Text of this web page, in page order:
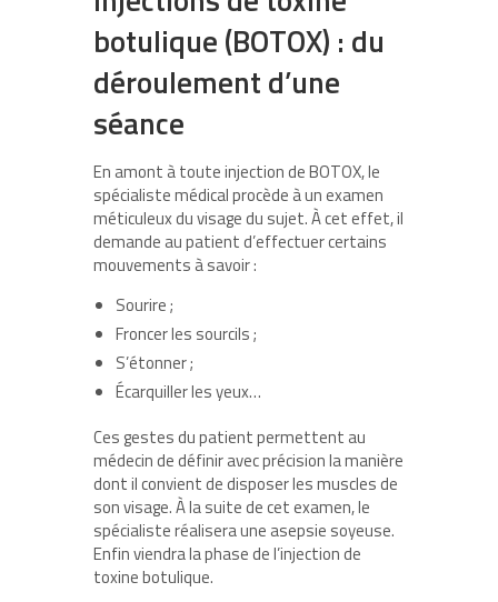
botulique (BOTOX) : du
déroulement d’une
séance
En amont à toute injection de BOTOX, le
spécialiste médical procède à un examen
méticuleux du visage du sujet. À cet effet, il
demande au patient d’effectuer certains
mouvements à savoir :
Sourire ;
Froncer les sourcils ;
S’étonner ;
Écarquiller les yeux…
Ces gestes du patient permettent au
médecin de définir avec précision la manière
dont il convient de disposer les muscles de
son visage. À la suite de cet examen, le
spécialiste réalisera une asepsie soyeuse.
Enfin viendra la phase de l’injection de
toxine botulique.